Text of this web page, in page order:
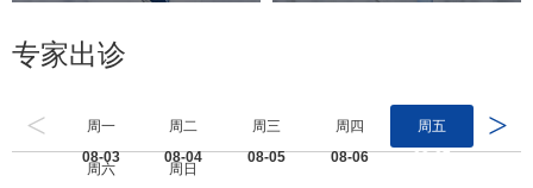
专家出诊
<
周一
08-03
周二
08-04
周三
08-05
周四
08-06
周五
08-07
周六
周日
>